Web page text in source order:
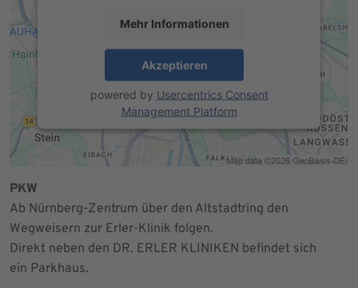
Mehr Informationen
Akzeptieren
powered by Usercentrics Consent
Management Platform
PKW
Ab Nürnberg-Zentrum über den Altstadtring den
Wegweisern zur Erler-Klinik folgen.
Direkt neben den DR. ERLER KLINIKEN befindet sich
ein Parkhaus.